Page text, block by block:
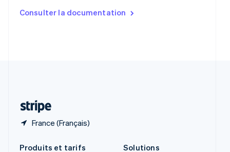
Consulter la documentation
France (Français)
English
Produits et tarifs
Solutions